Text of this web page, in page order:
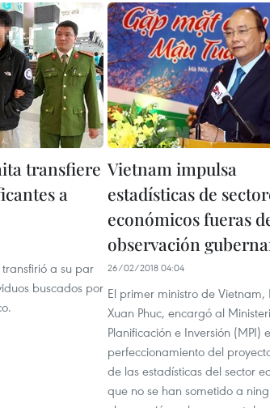
transfiere
a
a su par
buscados por
Vietnam impulsa
estadísticas de
económicos fueras
observación
26/02/2018 04:04
El primer ministro de Vietnam,
Xuan Phuc, encargó al
Planificación e Inversión (MPI)
perfeccionamiento del
de las estadísticas del sector
que no se han sometido a